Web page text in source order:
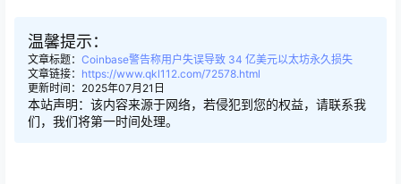
温馨提示：
文章标题： Coinbase警告称用户失误导致 34 亿美元以太坊永久损失
文章链接： https://www.qkl112.com/72578.html
更新时间：2025年07月21日
本站声明：该内容来源于网络，若侵犯到您的权益，请联系我
们，我们将第一时间处理。